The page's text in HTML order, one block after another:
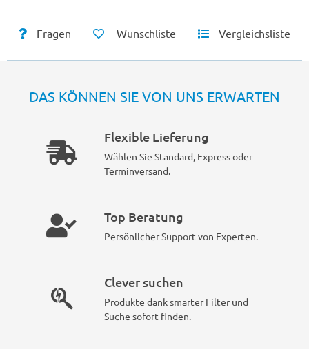
Fragen Wunschliste Vergleichsliste
DAS KÖNNEN SIE VON UNS ERWARTEN
Flexible Lieferung
Wählen Sie Standard, Express oder
Terminversand.
Top Beratung
Persönlicher Support von Experten.
Clever suchen
Produkte dank smarter Filter und
Suche sofort finden.